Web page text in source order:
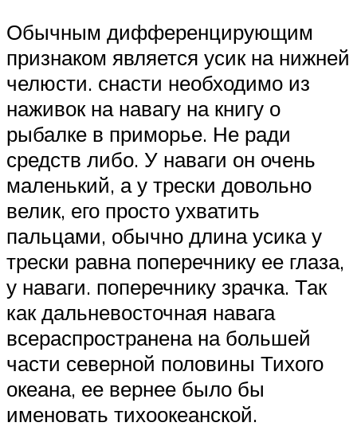
Обычным дифференцирующим
признаком является усик на нижней
челюсти. снасти необходимо из
наживок на навагу на книгу о
рыбалке в приморье. Не ради
средств либо. У наваги он очень
маленький, а у трески довольно
велик, его просто ухватить
пальцами, обычно длина усика у
трески равна поперечнику ее глаза,
у наваги. поперечнику зрачка. Так
как дальневосточная навага
всераспространена на большей
части северной половины Тихого
океана, ее вернее было бы
именовать тихоокеанской.